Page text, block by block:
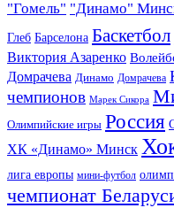
"Гомель" "Динамо"
Глеб Барселона Баскетбол
Виктория Азаренко
Домрачева Динамо Домрачева
чемпионов Марек Сикора
Олимпийские игры Россия
ХК «Динамо» Минск
лига европы мини-футбол
чемпионат